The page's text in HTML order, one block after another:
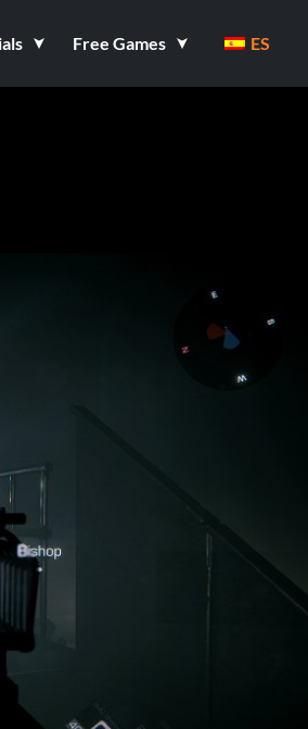
Free Games ES